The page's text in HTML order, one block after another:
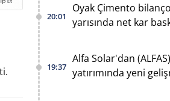
20:01
Oyak Çimento
yarısında net kar
19:37
Alfa Solar'dan
yatırımında yeni